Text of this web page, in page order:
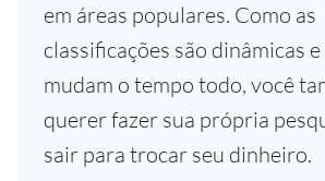
em áreas populares. Como as
classificações são dinâmicas e
mudam o tempo todo, você
querer fazer sua própria
sair para trocar seu dinheiro.